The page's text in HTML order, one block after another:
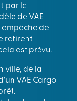
par le
de VAE
empêche de
retirent
est prévu.
ville, de la
VAE Cargo